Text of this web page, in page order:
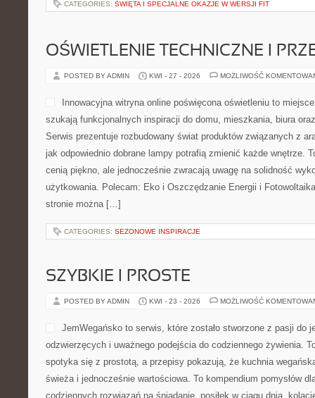
spływów. Zobacz: Szlaki i Trasy Wodne i Poradniki dla Rodzin i
CATEGORIES:ŚWIĘTA I SPECJALNE OKAZJE W WERSJI FIT
OŚWIETLENIE TECHNICZNE I
POSTED BY ADMIN KWI - 27 - 2026 MOŻLIWOŚĆ
Innowacyjna witryna
miejsce stworzone dla
funkcjonalnych inspiracji
rozbudowany świat
światła, pokazując jak
zwracają uwagę na solidność wykonania i codzienny komfort
SZYBKIE I PROSTE
POSTED BY ADMIN MOŻLIWOŚĆ